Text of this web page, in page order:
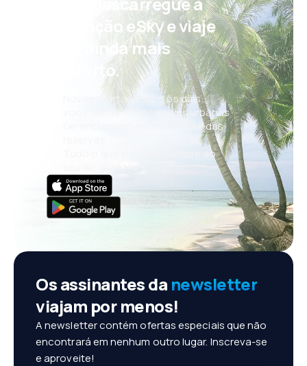
aplicação eSky e viaje
com ainda mais
conforto.
Novas ofertas todos os dias:
voos, férias, escapadelas urbanas
Gerenciamento conveniente das
Tudo o que importa, sempre ao
Os assinantes da newsletter
viajam por menos!
A newsletter contém ofertas especiais que não
encontrará em nenhum outro lugar. Inscreva-se
e aproveite!